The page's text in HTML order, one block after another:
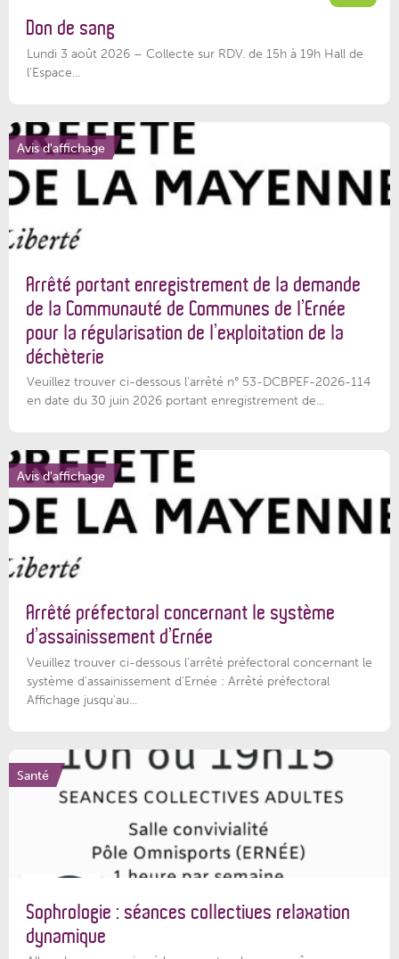
Don de sang
Lundi 3 août 2026 – Collecte sur RDV. de 15h à 19h Hall de
l'Espace...
Avis d'affichage
Arrêté portant enregistrement de la demande
de la Communauté de Communes de l’Ernée
pour la régularisation de l’exploitation de la
déchèterie
Veuillez trouver ci-dessous l'arrêté n° 53-DCBPEF-2026-114
en date du 30 juin 2026 portant enregistrement de...
Avis d'affichage
Arrêté préfectoral concernant le système
d’assainissement d’Ernée
Veuillez trouver ci-dessous l’arrêté préfectoral concernant le
système d'assainissement d'Ernée : Arrêté préfectoral
Affichage jusqu'au...
Santé
Sophrologie : séances collectives relaxation
dynamique